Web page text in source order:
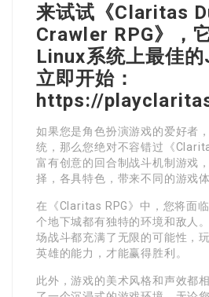
来试试《Claritas
Crawler RPG》，
Linux系统上最佳的
立即开始：
https://
如果您是角色扮演游戏的爱好者
统，那么您绝对不容错过《
富有创意的回合制战斗机制游戏
择，各具特色，带来不同的游戏体
在《Claritas RPG》中，您将面
个地下城都有独特的环境和敌人
场战斗都充满了无限的可能性，
英雄的能力，才能赢得胜利。
此外，游戏的美术风格和声效都